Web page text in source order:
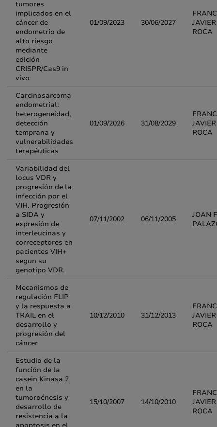
tumores
implicados en el
cáncer de
endometrio de
alto riesgo
mediante
edición
CRISPR/Cas9 in
vivo
01/09/2023 30/06/2027
ROCA
Carcinosarcoma
endometrial:
heterogeneidad,
detección
temprana y
vulnerabilidades
terapéuticas
01/09/2026 31/08/2029
ROCA
Variabilidad del
locus VDR y
progresión de la
infección por el
VIH. Progresión
a SIDA y
expresión de
interleucinas y
correceptores en
pacientes VIH+
segun su
genotipo VDR.
07/11/2002 06/11/2005
JOAN
Mecanismos de
regulación FLIP
y la respuesta a
TRAIL en el
desarrollo y
progresión del
cáncer
10/12/2010 31/12/2013
ROCA
Estudio de la
función de la
casein Kinasa 2
en la
tumoroénesis y
desarrollo de
resistencia a la
15/10/2007 14/10/2010
ROCA